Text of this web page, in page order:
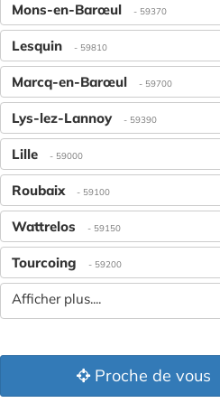
Mons-en-Barœul - 59370
Lesquin - 59810
Marcq-en-Barœul - 59700
Lys-lez-Lannoy - 59390
Lille - 59000
Roubaix - 59100
Wattrelos - 59150
Tourcoing - 59200
Afficher plus....
Proche de vous